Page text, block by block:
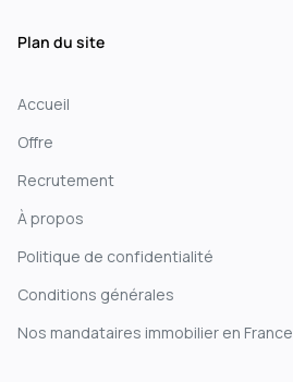
Plan du site
Accueil
Offre
Recrutement
À propos
Politique de confidentialité
Conditions générales
Nos mandataires immobilier en France